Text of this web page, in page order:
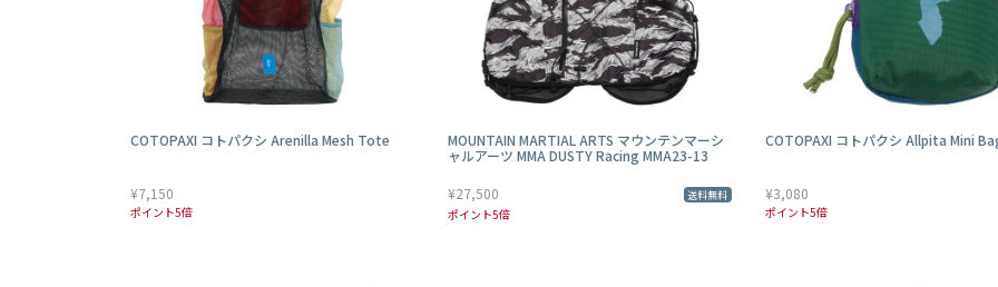
COTOPAXI コトパクシ Arenilla Mesh Tote
¥7,150
ポイント5倍
MOUNTAIN MARTIAL ARTS マウンテンマーシ
ャルアーツ MMA DUSTY Racing MMA23-13
¥27,500 送料無料
ポイント5倍
COTOPAXI コトパクシ Allpita Mini
¥3,080
ポイント5倍